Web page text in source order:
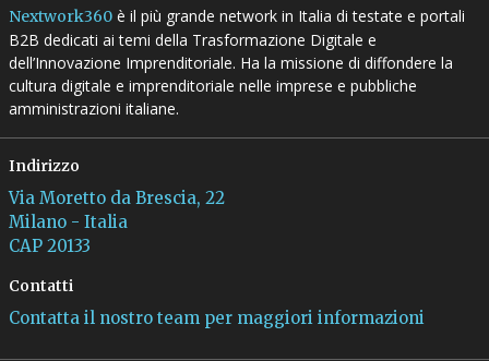
Nextwork360è il più grande network in Italia di testate e portali
B2B dedicati ai temi della Trasformazione Digitale e
dell’Innovazione Imprenditoriale. Ha la missione di diffondere la
cultura digitale e imprenditoriale nelle imprese e pubbliche
amministrazioni italiane.
Indirizzo
Via Moretto da Brescia, 22
Milano - Italia
CAP 20133
Contatti
Contatta il nostro team per maggiori informazioni